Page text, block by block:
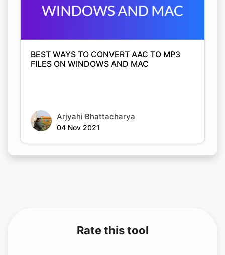
BEST WAYS TO CONVERT AAC TO MP3
FILES ON WINDOWS AND MAC
Arjyahi Bhattacharya
04 Nov 2021
Rate this tool